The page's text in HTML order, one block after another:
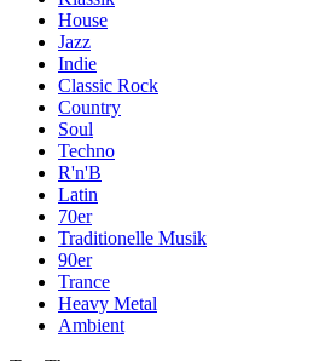
House
Jazz
Indie
Classic Rock
Country
Soul
Techno
R'n'B
Latin
70er
Traditionelle Musik
90er
Trance
Heavy Metal
Ambient